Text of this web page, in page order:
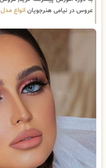
عروس در نیامی هنرجویان انواع